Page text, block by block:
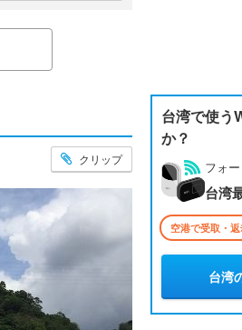
クリップ
台湾で使う
か？
フォ
台湾
空港で受取・
台湾